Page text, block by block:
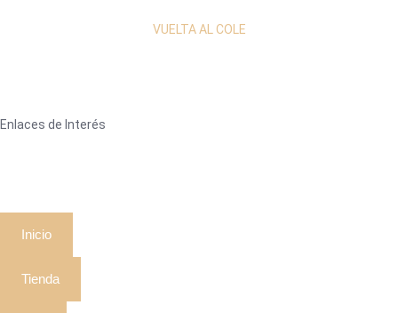
VUELTA AL COLE
Enlaces de Interés
Inicio
Tienda